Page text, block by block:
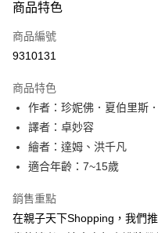
信用卡一次付款
LINE Pay
大哥付你分期
相關說明
【大哥付你分期使用說明】
1.本服務由台灣大哥大提供，台
2.付款方式選擇「大哥付你分期
成交易。
3.實際核准額度、可分期數及費
4.訂單成立30分鐘內，如未前往
AFTEE先享後付
相關說明
AFTEE先享後付是「在收到商品
便利好安心！
ATM付款
商品特色
商品編號
9310131
商品特色
作者：珍妮佛．夏伯里斯
譯者：卓妙容
繪者：達姆、洪千凡
適合年齡：7~15歲
銷售重點
在親子天下Shopping，我們